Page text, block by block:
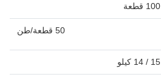
100 قطعة
50 قطعة/طن
15 / 14 كيلو